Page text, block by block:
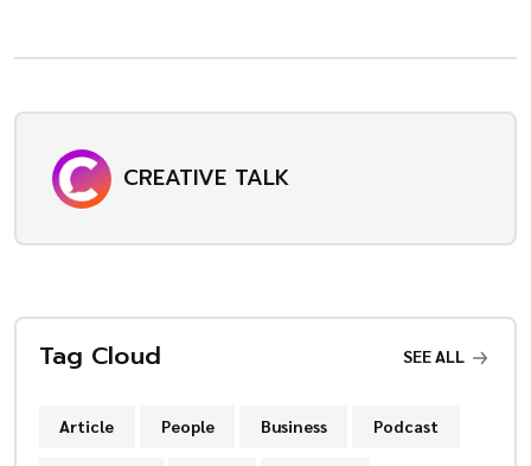
CREATIVE TALK
Tag Cloud SEE ALL
Article People Business Podcast